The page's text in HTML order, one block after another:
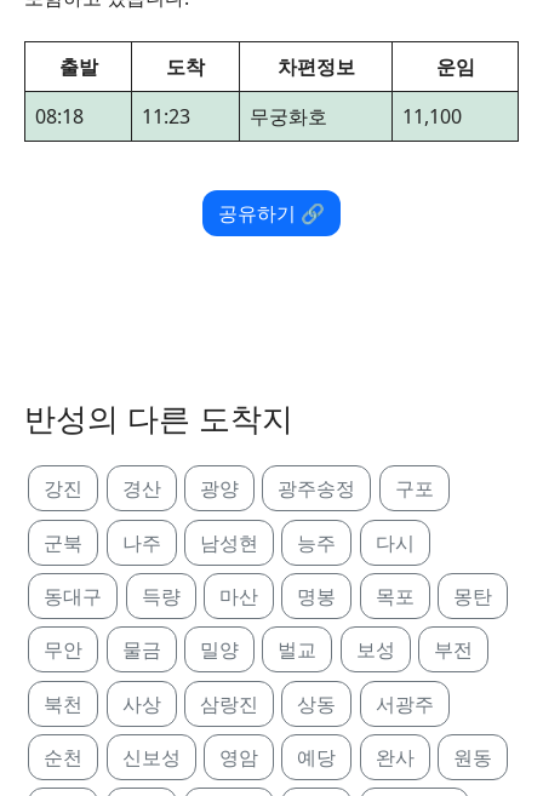
출발 도착 차편정보
운임
08:18
11:23 무궁화호 11,100
공유하기 🔗
반성의 다른 도착지
강진 경산 광양 광주송정 구포
군북 나주 남성현 능주 다시
동대구 득량 마산 명봉 목포 몽탄
무안 물금 밀양 벌교 보성 부전
북천 사상 삼랑진 상동 서광주
순천 신보성 영암 예당 완사 원동